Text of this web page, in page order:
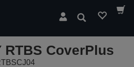
Suchen
RTBS CoverPlus